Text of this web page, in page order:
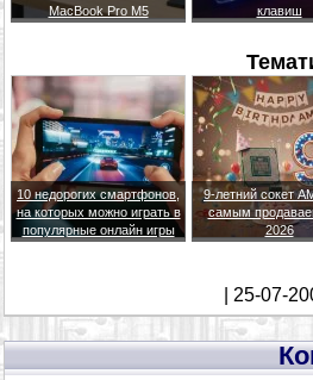
MacBook Pro M5
клавиш
10 недорогих смартфонов,
на которых можно играть в
популярные онлайн игры
9-летний сокет
самым
2026
| 25-07-